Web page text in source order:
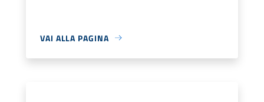
VAI ALLA PAGINA